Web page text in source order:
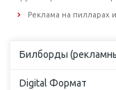
Реклама на пилларах
Билборды
Digital Формат